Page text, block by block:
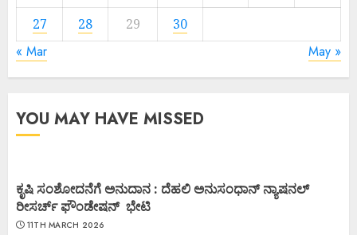
27
28 29 30
« Mar May »
YOU MAY HAVE MISSED
ಕೃಷಿ ಸಂಶೋದನೆಗೆ ಅನುದಾನ : ದೆಹಲಿ ಅನುಸಂಧಾನ್ ನ್ಯಾಷನಲ್
ರೀಸರ್ಚ್ ಫೌಂಡೇಷನ್ ಭೇಟಿ
11TH MARCH 2026